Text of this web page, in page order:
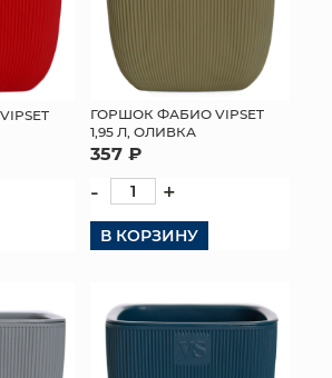
ГОРШОК ФАБИО VIPSET
1,95 Л, ОЛИВКА
357 ₽
- +
В КОРЗИНУ